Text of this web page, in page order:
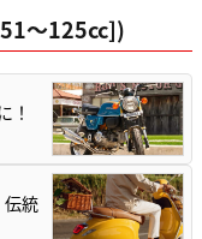
〜125cc])
！
伝統